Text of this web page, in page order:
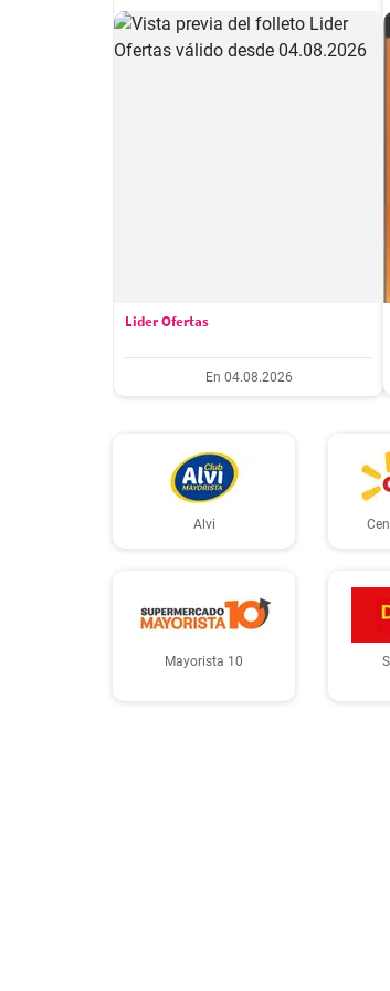
Lider Ofertas
En 04.08.2026
Alvi
Mayorista 10